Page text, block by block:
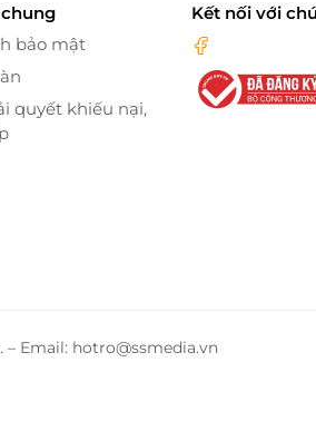
bảo mật
quyết khiếu nại,
Kết nối với
– Email: hotro@ssmedia.vn